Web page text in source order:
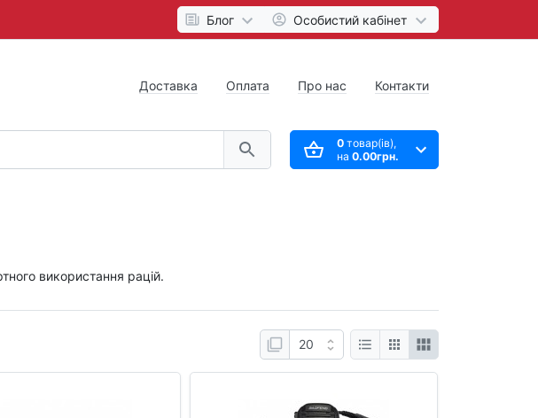
Блог Особистий кабінет
Доставка Оплата Про нас Контакти
0товар(ів),
на 0.00грн.
використання рацій.